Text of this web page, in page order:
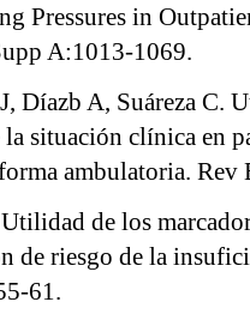
Pressures in
A:1013-1069.
J, Díazb A, Suáreza
situación clínica en
ambulatoria.
de los
de riesgo de la
61.